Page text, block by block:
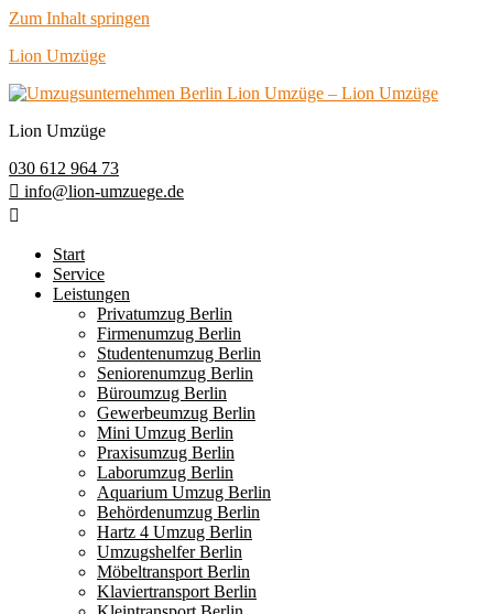
Zum Inhalt springen
Lion Umzüge
Lion Umzüge
030 612 964 73
info@lion-umzuege.de
Start
Service
Leistungen
Privatumzug Berlin
Firmenumzug Berlin
Studentenumzug Berlin
Seniorenumzug Berlin
Büroumzug Berlin
Gewerbeumzug Berlin
Mini Umzug Berlin
Praxisumzug Berlin
Laborumzug Berlin
Aquarium Umzug Berlin
Behördenumzug Berlin
Hartz 4 Umzug Berlin
Umzugshelfer Berlin
Möbeltransport Berlin
Klaviertransport Berlin